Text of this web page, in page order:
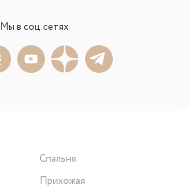
Мы в соц.сетях
Спальня
Прихожая